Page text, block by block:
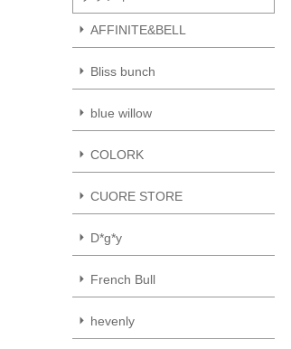
AFFINITE&BELL
Bliss bunch
blue willow
COLORK
CUORE STORE
D*g*y
French Bull
hevenly